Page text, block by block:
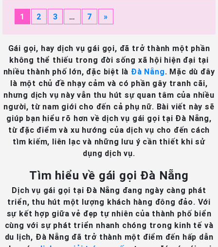
1 2 3 … 7 »
Gái gọi, hay dịch vụ gái gọi, đã trở thành một phần
không thể thiếu trong đời sống xã hội hiện đại tại
nhiều thành phố lớn, đặc biệt là Đà Nẵng. Mặc dù đây
là một chủ đề nhạy cảm và có phần gây tranh cãi,
nhưng dịch vụ này vẫn thu hút sự quan tâm của nhiều
người, từ nam giới cho đến cả phụ nữ. Bài viết này sẽ
giúp bạn hiểu rõ hơn về dịch vụ gái gọi tại Đà Nẵng,
từ đặc điểm và xu hướng của dịch vụ cho đến cách
tìm kiếm, liên lạc và những lưu ý cần thiết khi sử
dụng dịch vụ.
Tìm hiểu về gái gọi Đà Nẵng
Dịch vụ gái gọi tại Đà Nẵng đang ngày càng phát
triển, thu hút một lượng khách hàng đông đảo. Với
sự kết hợp giữa vẻ đẹp tự nhiên của thành phố biển
cùng với sự phát triển nhanh chóng trong kinh tế và
du lịch, Đà Nẵng đã trở thành một điểm đến hấp dẫn